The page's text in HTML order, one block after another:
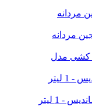
لیتر
- 1 لیتر